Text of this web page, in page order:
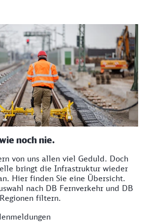
noch nie.
von uns allen viel Geduld. Doch
bringt die Infrastruktur wieder
Hier finden Sie eine Übersicht.
nach DB Fernverkehr und DB
filtern.